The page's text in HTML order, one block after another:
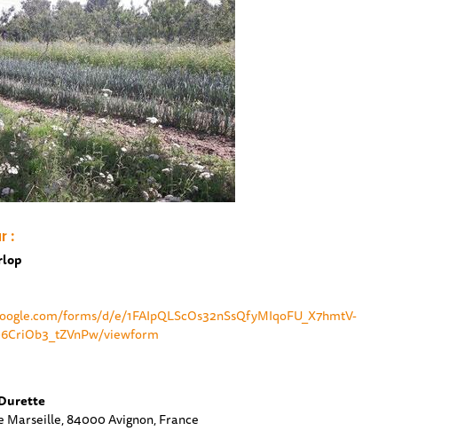
:
forms/d/e/1FAIpQLScOs32nSsQfyMIqoFU_X7hmtV-
viewform
Marseille, 84000 Avignon, France